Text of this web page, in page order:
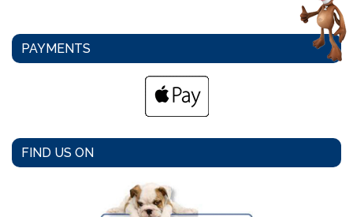
PAYMENTS
FIND US ON